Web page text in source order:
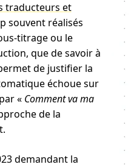
traducteurs et
souvent réalisés
titrage ou le
que de savoir à
de justifier la
échoue sur
« Comment va ma
de la
demandant la